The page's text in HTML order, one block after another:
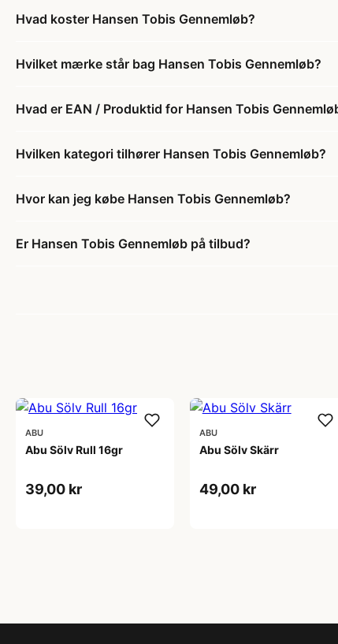
Hvad koster Hansen Tobis Gennemløb?
Hvilket mærke står bag Hansen Tobis Gennemløb?
Hvad er EAN / Produktid for Hansen Tobis
Hvilken kategori tilhører Hansen Tobis Gennemløb?
Hvor kan jeg købe Hansen Tobis Gennemløb?
Er Hansen Tobis Gennemløb på tilbud?
ABU
Abu Sölv Rull 16gr
39,00 kr
ABU
Abu Sölv Skärr
49,00 kr